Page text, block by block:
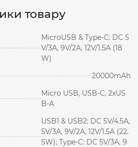
товару
MicroUSB & Type-C: DC 5
V/3A, 9V/2A, 12V/1.5A (18
W)
20000mAh
Micro USB, USB-C, 2xUS
B-A
USB1 & USB2: DC 5V/4.5A,
5V/3A, 9V/2A, 12V/1.5A (22.
5W); Type-C: DC 5V/3А, 9